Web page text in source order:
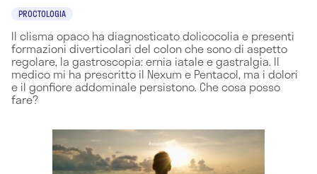
PROCTOLOGIA
Il clisma opaco ha diagnosticato dolicocolia e presenti
formazioni diverticolari del colon che sono di aspetto
regolare, la gastroscopia: ernia iatale e gastralgia. Il
medico mi ha prescritto il Nexum e Pentacol, ma i dolori
e il gonfiore addominale persistono. Che cosa posso
fare?